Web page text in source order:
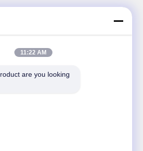
ター
、割引などを入手してください。
11:22 AM
are you looking